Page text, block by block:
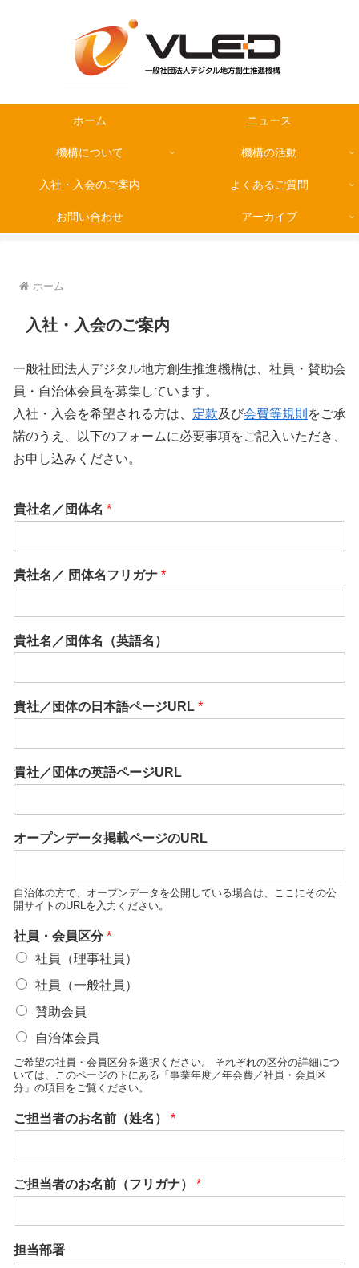
ホーム ニュース
機構について 機構の活動
入社・入会のご案内 よくあるご質問
お問い合わせ アーカイブ
ホーム
入社・入会のご案内
一般社団法人デジタル地方創生推進機構は、社員・賛助会
員・自治体会員を募集しています。
入社・入会を希望される方は、 定款及び会費等規則 をご承
諾のうえ、以下のフォームに必要事項をご記入いただき、
お申し込みください。
貴社名／団体名 *
貴社名／ 団体名フリガナ *
*
*
当
部
署
貴社名／団体名（英語名）
貴社／団体の日本語ページURL *
貴社／団体の英語ページURL
オープンデータ掲載ページのURL
自治体の方で、オープンデータを公開している場合は、ここにその公
開サイトのURLを入力ください。
社員・会員区分*
社員（理事社員）
社員（一般社員）
賛助会員
自治体会員
ご希望の社員・会員区分を選択ください。 それぞれの区分の詳細につ
いては、このページの下にある「事業年度／年会費／社員・会員区
分」の項目をご覧ください。
ご担当者のお名前（姓名） *
ご担当者のお名前（フリガナ） *
担当部署